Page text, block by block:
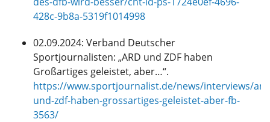
428c-9b8a-5319f1014998
02.09.2024: Verband Deutscher
Sportjournalisten: „ARD und ZDF haben
Großartiges geleistet, aber…“.
https://www.sportjournalist.de/news/interviews/
und-zdf-haben-grossartiges-geleistet-aber-fb-
3563/